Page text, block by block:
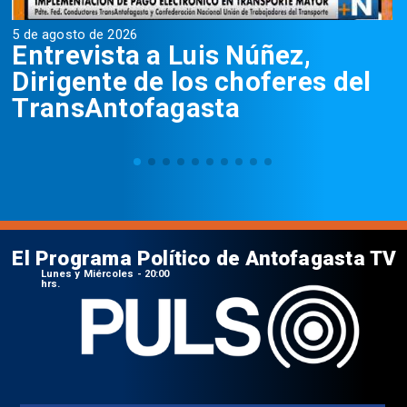
5 de agosto de 2026
Entrevista a Luis Núñez,
Dirigente de los choferes del
TransAntofagasta
El Programa Político de Antofagasta TV
Lunes y Miércoles - 20:00
hrs.